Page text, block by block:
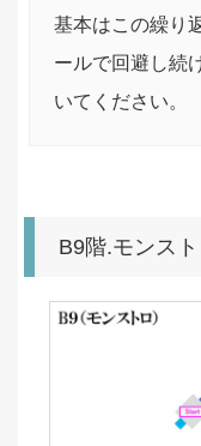
基本はこの繰り
ールで回避し続
いてください。
B9階.モンスト